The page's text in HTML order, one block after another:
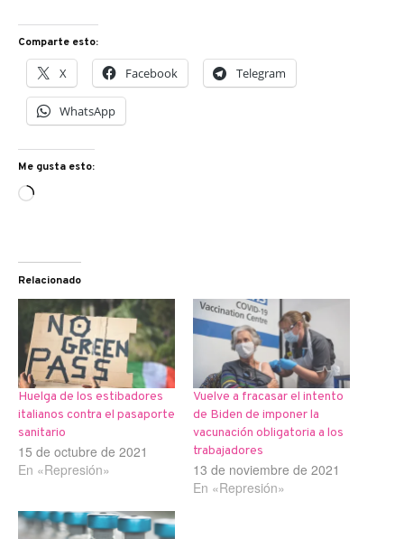
Comparte esto:
X Facebook Telegram
WhatsApp
Me gusta esto:
Cargando...
Relacionado
Huelga de los estibadores
italianos contra el pasaporte
sanitario
15 de octubre de 2021
En «Represión»
Vuelve a fracasar el intento
de Biden de imponer la
vacunación obligatoria a los
trabajadores
13 de noviembre de 2021
En «Represión»